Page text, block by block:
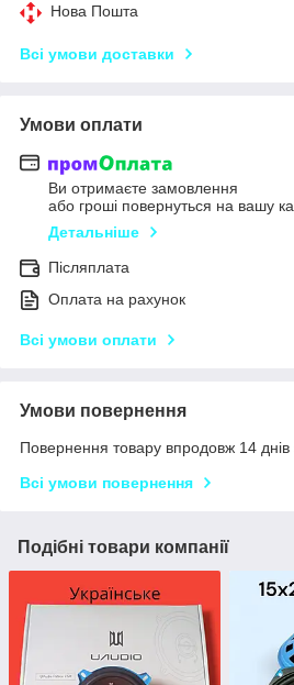
Нова Пошта
Всі умови доставки
Умови оплати
Ви отримаєте замовлення
або гроші повернуться на вашу
Детальніше
Післяплата
Оплата на рахунок
Всі умови оплати
Умови повернення
Повернення товару впродовж 14 днів
Всі умови повернення
Подібні товари компанії